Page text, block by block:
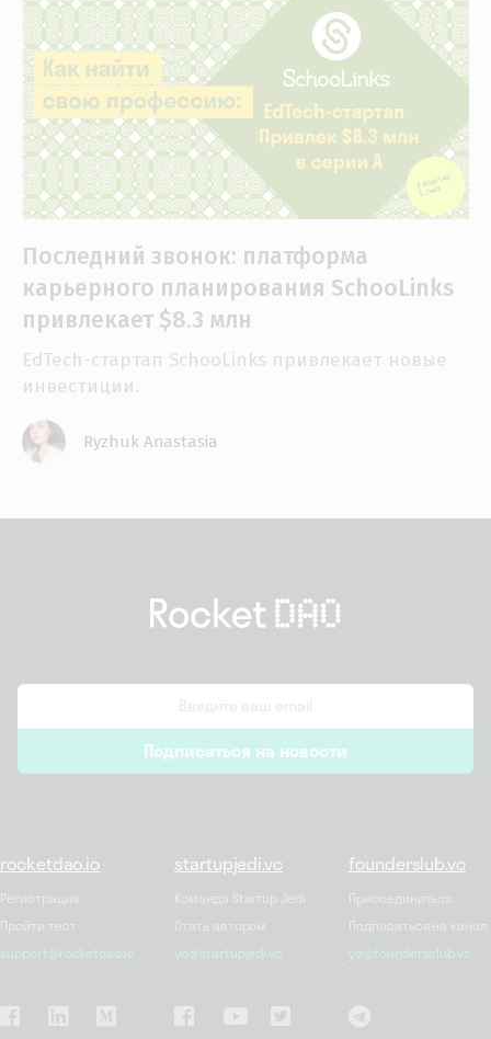
Последний звонок: платформа
карьерного планирования SchooLinks
привлекает $8.3 млн
EdTech-стартап SchooLinks привлекает новые
инвестиции.
Ryzhuk Anastasia
*
Подписаться на новости
rocketdao.io
Регистрация
Пройти тест
support@rocketdao.io
startupjedi.vc
Команда Startup Jedi
Стать автором
yo@startupjedi.vc
founderslub.vc
Присоединиться
Подписаться на канал
yo@foundersclub.vc